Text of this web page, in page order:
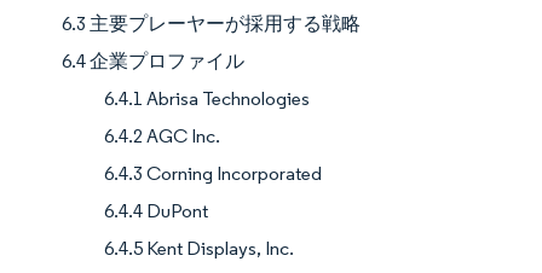
6.3 主要プレーヤーが採用する戦略
6.4 企業プロファイル
6.4.1 Abrisa Technologies
6.4.2 AGC Inc.
6.4.3 Corning Incorporated
6.4.4 DuPont
6.4.5 Kent Displays, Inc.